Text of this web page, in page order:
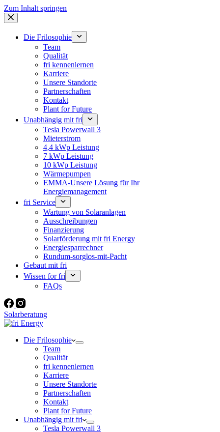
Zum Inhalt springen
Die Frilosophie
Team
Qualität
fri kennenlernen
Karriere
Unsere Standorte
Partnerschaften
Kontakt
Plant for Future
Unabhängig mit fri
Tesla Powerwall 3
Mieterstrom
4,4 kWp Leistung
7 kWp Leistung
10 kWp Leistung
Wärmepumpen
EMMA-Unsere Lösung für Ihr
Energiemanagement
fri Service
Wartung von Solaranlagen
Ausschreibungen
Finanzierung
Solarförderung mit fri Energy
Energiesparrechner
Rundum-sorglos-mit-Pacht
Gebaut mit fri
Wissen for fri
FAQs
Solarberatung
Die Frilosophie
Team
Qualität
fri kennenlernen
Karriere
Unsere Standorte
Partnerschaften
Kontakt
Plant for Future
Unabhängig mit fri
Tesla Powerwall 3